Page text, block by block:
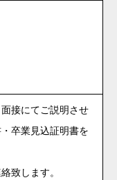
接にてご説明させ
卒業見込証明書を
致します。